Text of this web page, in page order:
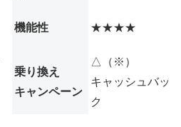
機能性 ★★★★
乗り換え
キャンペーン
△（※）
キャッシュバッ
ク